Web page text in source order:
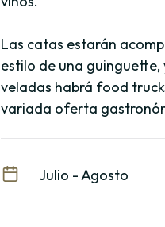
Las catas estarán
estilo de una guinguette,
veladas habrá food
variada oferta
Julio - Agosto